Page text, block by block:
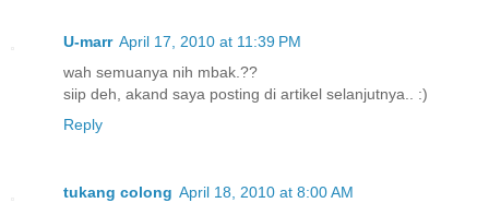
U-marr April 17, 2010 at 11:39 PM
wah semuanya nih mbak.??
siip deh, akand saya posting di artikel selanjutnya.. :)
Reply
tukang colong April 18, 2010 at 8:00 AM